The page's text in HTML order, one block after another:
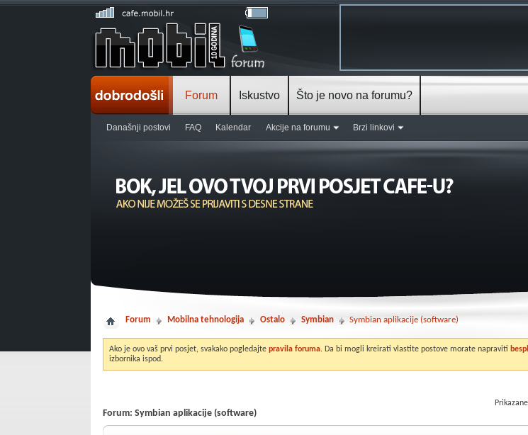
Forum
Današnji postovi FAQ Kalendar Akcije na forumu Brzi linkovi
Iskustvo Što je novo na forumu?
Forum Mobilna tehnologija Ostalo Symbian Symbian aplikacije (software)
Ako je ovo vaš prvi posjet, svakako pogledajte pravila foruma. Da bi mogli kreirati vlastite postove morate napraviti
izbornika ispod.
Forum: Symbian aplikacije (software)